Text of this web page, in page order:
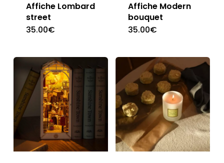
Affiche Lombard
street
35.00€
Affiche Modern
bouquet
35.00€